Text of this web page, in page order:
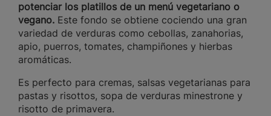
potenciar los platillos de un menú vegetariano o
vegano. Este fondo se obtiene cociendo una gran
variedad de verduras como cebollas, zanahorias,
apio, puerros, tomates, champiñones y hierbas
aromáticas.
Es perfecto para cremas, salsas vegetarianas para
pastas y risottos, sopa de verduras minestrone y
risotto de primavera.